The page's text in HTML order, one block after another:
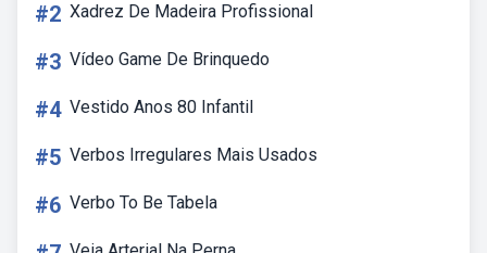
#2 Xadrez De Madeira Profissional
#3 Vídeo Game De Brinquedo
#4 Vestido Anos 80 Infantil
#5 Verbos Irregulares Mais Usados
#6 Verbo To Be Tabela